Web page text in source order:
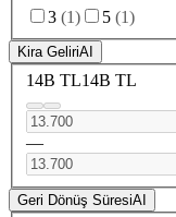
3 (1) 5 (1)
Kira GeliriAI
14B TL14B TL
—
Geri Dönüş SüresiAI